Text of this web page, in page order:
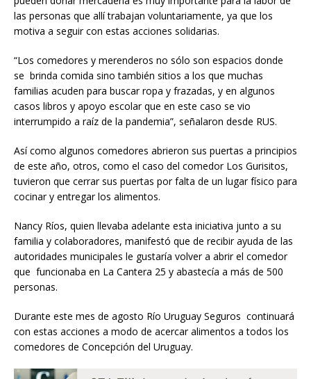
las personas que allí trabajan voluntariamente, ya que los
motiva a seguir con estas acciones solidarias.
“Los comedores y merenderos no sólo son espacios donde
se brinda comida sino también sitios a los que muchas
familias acuden para buscar ropa y frazadas, y en algunos
casos libros y apoyo escolar que en este caso se vio
interrumpido a raíz de la pandemia”, señalaron desde RUS.
Así como algunos comedores abrieron sus puertas a principios
de este año, otros, como el caso del comedor Los Gurisitos,
tuvieron que cerrar sus puertas por falta de un lugar físico para
cocinar y entregar los alimentos.
Nancy Ríos, quien llevaba adelante esta iniciativa junto a su
familia y colaboradores, manifestó que de recibir ayuda de las
autoridades municipales le gustaría volver a abrir el comedor
que funcionaba en La Cantera 25 y abastecía a más de 500
personas.
Durante este mes de agosto Río Uruguay Seguros continuará
con estas acciones a modo de acercar alimentos a todos los
comedores de Concepción del Uruguay.